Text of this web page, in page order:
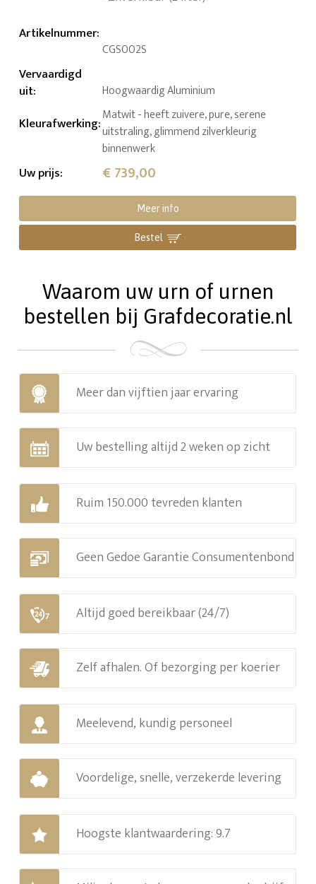
Artikelnummer:
CGS002S
Vervaardigd
uit: Hoogwaardig Aluminium
Kleurafwerking:Matwit - heeft zuivere, pure, serene
uitstraling, glimmend zilverkleurig
binnenwerk
Uw prijs: € 739,00
Meer info
Bestel
Waarom uw urn of urnen
bestellen bij Grafdecoratie.nl
Meer dan vijftien jaar ervaring
Uw bestelling altijd 2 weken op zicht
Ruim 150.000 tevreden klanten
Geen Gedoe Garantie Consumentenbond
Altijd goed bereikbaar (24/7)
Zelf afhalen. Of bezorging per koerier
Meelevend, kundig personeel
Voordelige, snelle, verzekerde levering
Hoogste klantwaardering: 9.7